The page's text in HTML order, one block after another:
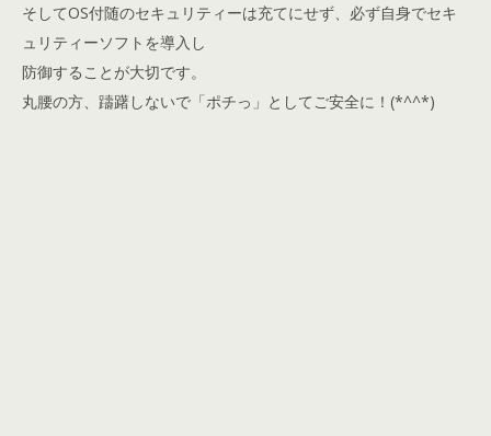
そしてOS付随のセキュリティーは充てにせず、必ず自身でセキ
ュリティーソフトを導入し
防御することが大切です。
丸腰の方、躊躇しないで「ポチっ」としてご安全に！(*^^*)